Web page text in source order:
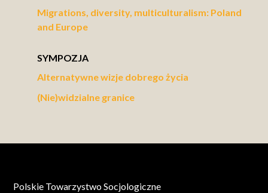
Migrations, diversity, multiculturalism: Poland
and Europe
SYMPOZJA
Alternatywne wizje dobrego życia
(Nie)widzialne granice
Polskie Towarzystwo Socjologiczne